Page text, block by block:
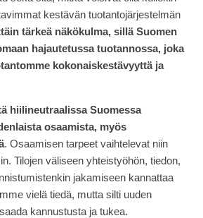
kestävän tuotantojärjestelmän
tärkeä näkökulma, sillä Suomen
hajautetussa tuotannossa, joka
kokonaiskestävyyttä ja
hiilineutraalissa Suomessa
osaamista, myös
. Osaamisen tarpeet vaihtelevat niin
Tilojen väliseen yhteistyöhön, tiedon,
jakamiseen kannattaa
vielä tiedä, mutta silti uuden
kannustusta ja tukea.